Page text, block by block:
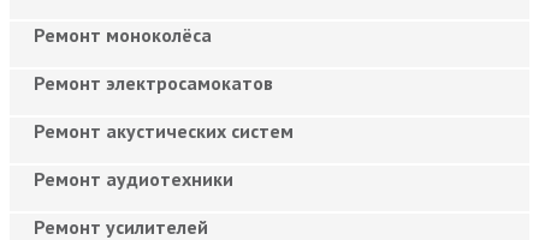
Ремонт моноколёса
Ремонт электросамокатов
Ремонт акустических систем
Ремонт аудиотехники
Ремонт усилителей